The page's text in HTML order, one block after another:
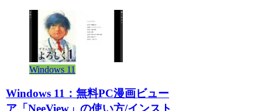
Windows 11
Windows 11：無料PC漫画ビュー
ア「NeeView」の使い方/インスト